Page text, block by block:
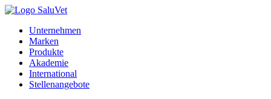
Unternehmen
Marken
Produkte
Akademie
International
Stellenangebote